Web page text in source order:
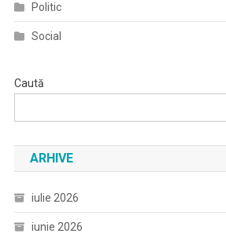
Politic
Social
Caută
ARHIVE
iulie 2026
iunie 2026